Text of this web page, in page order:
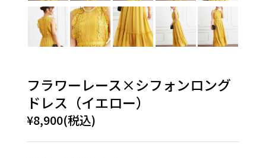
フラワーレース×シフォンロング
ドレス（イエロー）
¥8,900(税込)